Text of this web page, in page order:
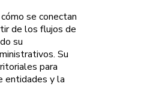
se conectan
de los flujos de
su
Su
para
entidades y la